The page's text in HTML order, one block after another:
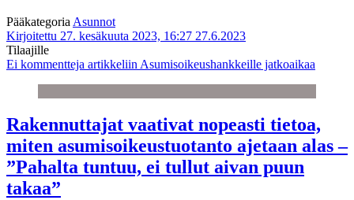
Pääkategoria Asunnot
Kirjoitettu 27. kesäkuuta 2023, 16:27 27.6.2023
Tilaajille
Ei kommentteja artikkeliin Asumisoikeushankkeille jatkoaikaa
Rakennuttajat vaativat nopeasti tietoa,
miten asumisoikeustuotanto ajetaan alas –
”Pahalta tuntuu, ei tullut aivan puun
takaa”